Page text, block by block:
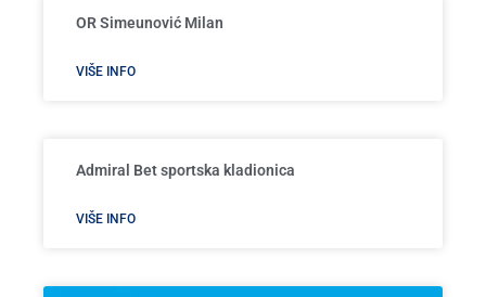
OR Simeunović Milan
VIŠE INFO
Admiral Bet sportska kladionica
VIŠE INFO